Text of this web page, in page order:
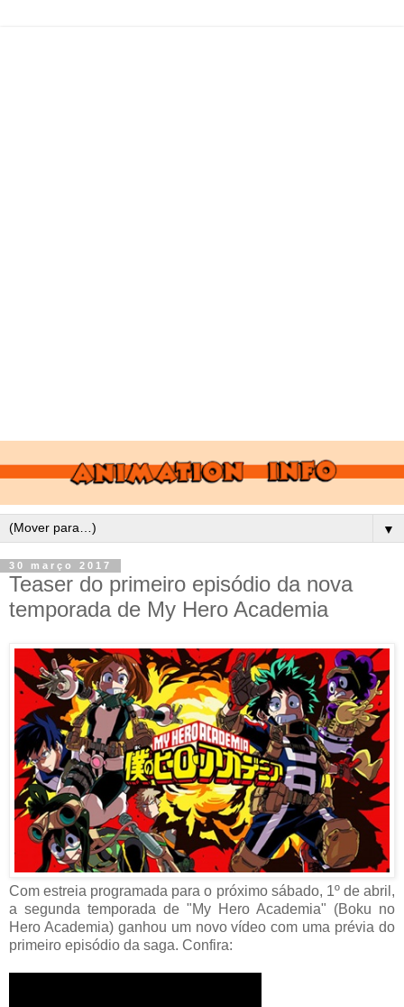
▼
30 março 2017
Teaser do primeiro episódio da nova
temporada de My Hero Academia
Com estreia programada para o próximo sábado, 1º de abril,
a segunda temporada de "My Hero Academia" (Boku no
Hero Academia) ganhou um novo vídeo com uma prévia do
primeiro episódio da saga. Confira: